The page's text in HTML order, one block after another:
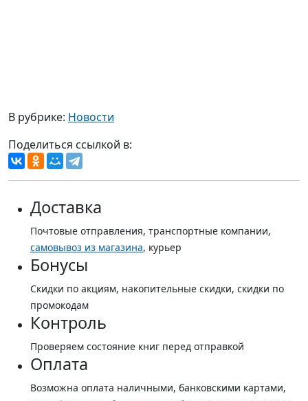
В рубрике: Новости
Поделиться ссылкой в:
Доставка
Почтовые отправления, транспортные компании,
самовывоз из магазина, курьер
Бонусы
Скидки по акциям, накопительные скидки, скидки по
промокодам
Контроль
Проверяем состояние книг перед отправкой
Оплата
Возможна оплата наличными, банковскими картами,